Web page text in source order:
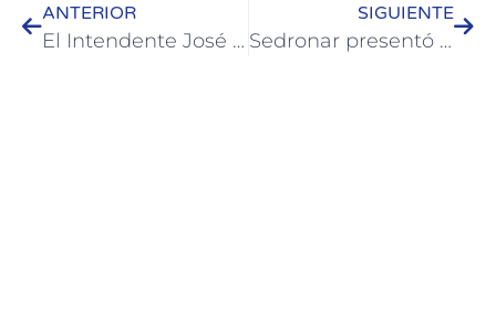
ANTERIOR
El Intendente José Luis Walser recibió a Cynthia Fernández tras su consagración como Deportista del Año
SIGUIENTE
Sedronar presentó “Espacio Puentes”, una nueva herramienta de acompañamiento en el DTC